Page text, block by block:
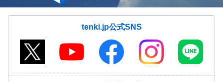
tenki.jp公式SNS